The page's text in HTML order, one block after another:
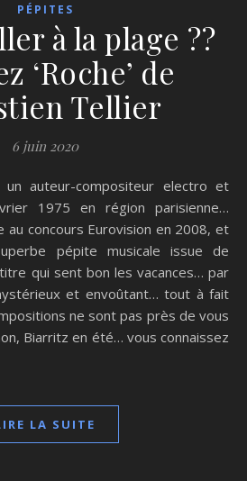
PÉPITES
à la plage ??
‘Roche’ de
Tellier
6 juin 2020
1975 en région parisienne…
au concours Eurovision en 2008, et
pépite musicale issue de
titre qui sent bon les vacances… par
et envoûtant… tout à fait
ne sont pas près de vous
Biarritz en été… vous connaissez
LA SUITE